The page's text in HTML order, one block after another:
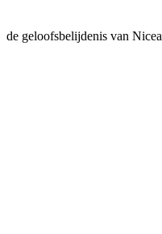
de geloofsbelijdenis van Nicea